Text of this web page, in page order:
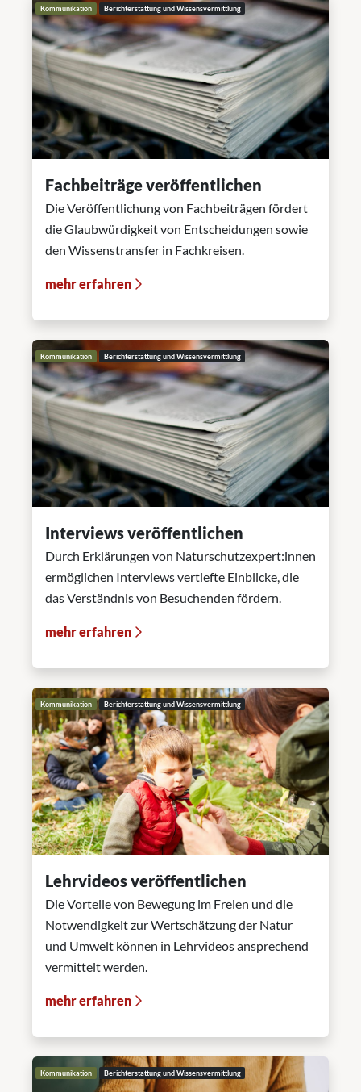
Kommunikation Berichterstattung und Wissensvermittlung
Fachbeiträge veröffentlichen
Die Veröffentlichung von Fachbeiträgen fördert
die Glaubwürdigkeit von Entscheidungen sowie
den Wissenstransfer in Fachkreisen.
mehr erfahren
Kommunikation Berichterstattung und Wissensvermittlung
Interviews veröffentlichen
Durch Erklärungen von Naturschutzexpert:innen
ermöglichen Interviews vertiefte Einblicke, die
das Verständnis von Besuchenden fördern.
mehr erfahren
Kommunikation Berichterstattung und Wissensvermittlung
Lehrvideos veröffentlichen
Die Vorteile von Bewegung im Freien und die
Notwendigkeit zur Wertschätzung der Natur
und Umwelt können in Lehrvideos ansprechend
vermittelt werden.
mehr erfahren
Kommunikation Berichterstattung und Wissensvermittlung